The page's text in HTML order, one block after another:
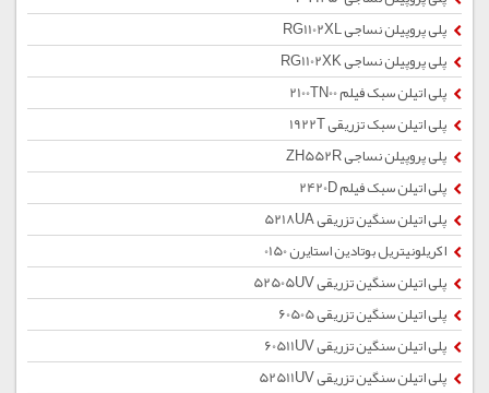
پلی پروپیلن نساجی RG1102XL
پلی پروپیلن نساجی RG1102XK
پلی اتیلن سبک فیلم 2100TN00
پلی اتیلن سبک تزریقی 1922T
پلی پروپیلن نساجی ZH552R
پلی اتیلن سبک فیلم 2420D
پلی اتیلن سنگین تزریقی 5218UA
اکریلونیتریل بوتادین استایرن 0150
پلی اتیلن سنگین تزریقی 52505UV
پلی اتیلن سنگین تزریقی 60505
پلی اتیلن سنگین تزریقی 60511UV
پلی اتیلن سنگین تزریقی 52511UV